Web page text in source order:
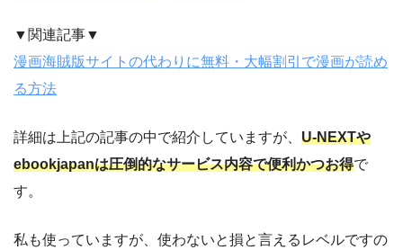
▼関連記事▼
漫画海賊版サイトの代わりに無料・大幅割引で漫画が読め
る方法
詳細は上記の記事の中で紹介していますが、 U-NEXTや
ebookjapanは圧倒的なサービス内容で便利かつお得で
す。
私も使っていますが、使わないと損と言えるレベルですの